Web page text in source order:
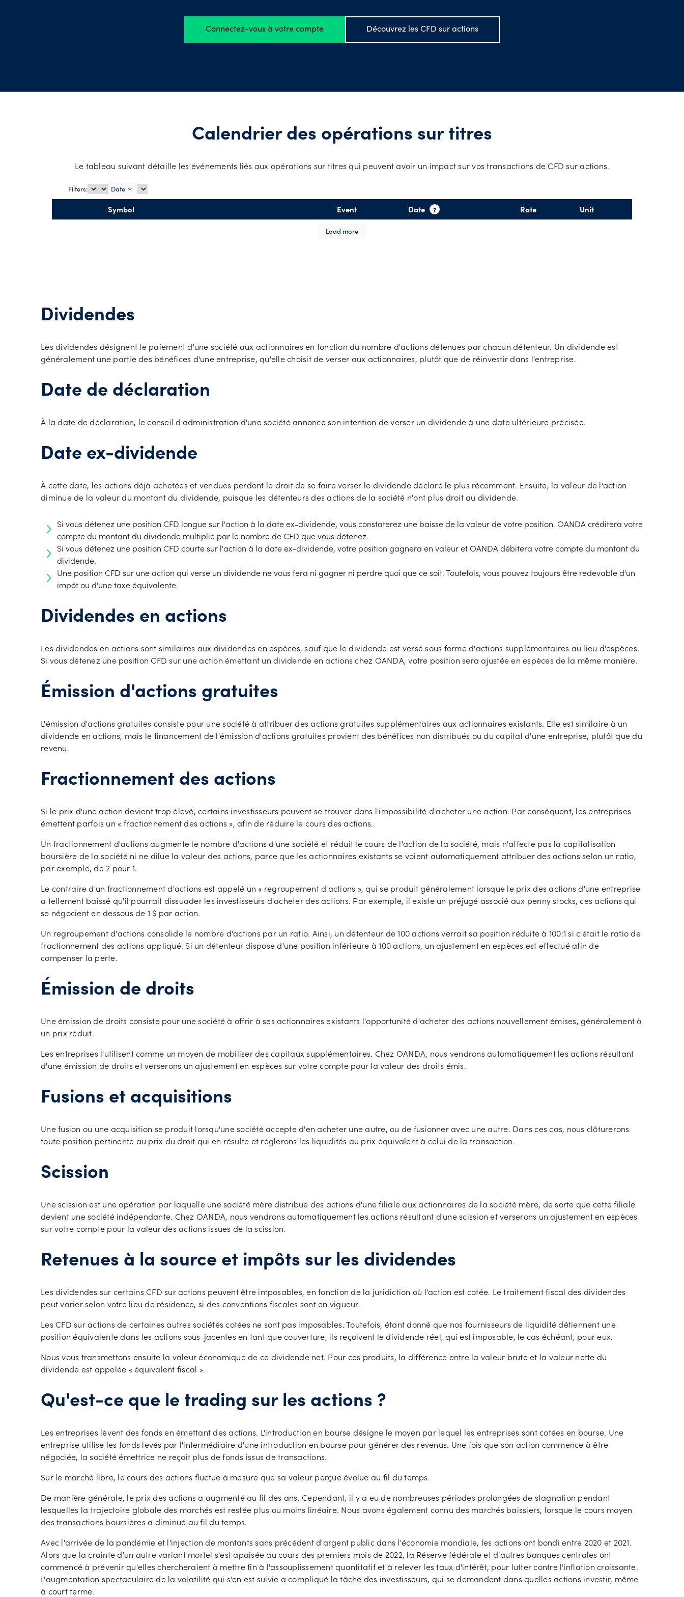
les jours fériés
Connectez-vous à votre compte Découvrez les CFD sur actions
Calendrier des opérations sur titres
Le tableau suivant détaille les événements liés aux opérations sur titres qui peuvent avoir un impact sur vos transactions de CFD sur actions.
Filters: Date
Symbol Event Date ? Rate Unit
Load more
Dividendes
Les dividendes désignent le paiement d'une société aux actionnaires en fonction du nombre d'actions détenues par chacun détenteur. Un dividende est
généralement une partie des bénéfices d'une entreprise, qu'elle choisit de verser aux actionnaires, plutôt que de réinvestir dans l'entreprise.
Date de déclaration
À la date de déclaration, le conseil d'administration d'une société annonce son intention de verser un dividende à une date ultérieure précisée.
Date ex-dividende
À cette date, les actions déjà achetées et vendues perdent le droit de se faire verser le dividende déclaré le plus récemment. Ensuite, la valeur de l'action
diminue de la valeur du montant du dividende, puisque les détenteurs des actions de la société n'ont plus droit au dividende.
Si vous détenez une position CFD longue sur l'action à la date ex-dividende, vous constaterez une baisse de la valeur de votre position. OANDA créditera votre
compte du montant du dividende multiplié par le nombre de CFD que vous détenez.
Si vous détenez une position CFD courte sur l'action à la date ex-dividende, votre position gagnera en valeur et OANDA débitera votre compte du montant du
dividende.
Une position CFD sur une action qui verse un dividende ne vous fera ni gagner ni perdre quoi que ce soit. Toutefois, vous pouvez toujours être redevable d'un
impôt ou d'une taxe équivalente.
Dividendes en actions
Les dividendes en actions sont similaires aux dividendes en espèces, sauf que le dividende est versé sous forme d'actions supplémentaires au lieu d'espèces.
Si vous détenez une position CFD sur une action émettant un dividende en actions chez OANDA, votre position sera ajustée en espèces de la même manière.
Émission d'actions gratuites
L'émission d'actions gratuites consiste pour une société à attribuer des actions gratuites supplémentaires aux actionnaires existants. Elle est similaire à un
dividende en actions, mais le financement de l'émission d'actions gratuites provient des bénéfices non distribués ou du capital d'une entreprise, plutôt que du
revenu.
Fractionnement des actions
Si le prix d'une action devient trop élevé, certains investisseurs peuvent se trouver dans l'impossibilité d'acheter une action. Par conséquent, les entreprises
émettent parfois un « fractionnement des actions », afin de réduire le cours des actions.
Un fractionnement d'actions augmente le nombre d'actions d'une société et réduit le cours de l'action de la société, mais n'affecte pas la capitalisation
boursière de la société ni ne dilue la valeur des actions, parce que les actionnaires existants se voient automatiquement attribuer des actions selon un ratio,
par exemple, de 2 pour 1.
Le contraire d'un fractionnement d'actions est appelé un « regroupement d'actions », qui se produit généralement lorsque le prix des actions d'une entreprise
a tellement baissé qu'il pourrait dissuader les investisseurs d'acheter des actions. Par exemple, il existe un préjugé associé aux penny stocks, ces actions qui
se négocient en dessous de 1 $ par action.
Un regroupement d'actions consolide le nombre d'actions par un ratio. Ainsi, un détenteur de 100 actions verrait sa position réduite à 100:1 si c'était le ratio de
fractionnement des actions appliqué. Si un détenteur dispose d'une position inférieure à 100 actions, un ajustement en espèces est effectué afin de
compenser la perte.
Émission de droits
Une émission de droits consiste pour une société à offrir à ses actionnaires existants l'opportunité d'acheter des actions nouvellement émises, généralement à
un prix réduit.
Les entreprises l'utilisent comme un moyen de mobiliser des capitaux supplémentaires. Chez OANDA, nous vendrons automatiquement les actions résultant
d'une émission de droits et verserons un ajustement en espèces sur votre compte pour la valeur des droits émis.
Fusions et acquisitions
Une fusion ou une acquisition se produit lorsqu'une société accepte d'en acheter une autre, ou de fusionner avec une autre. Dans ces cas, nous clôturerons
toute position pertinente au prix du droit qui en résulte et réglerons les liquidités au prix équivalent à celui de la transaction.
Scission
Une scission est une opération par laquelle une société mère distribue des actions d'une filiale aux actionnaires de la société mère, de sorte que cette filiale
devient une société indépendante. Chez OANDA, nous vendrons automatiquement les actions résultant d'une scission et verserons un ajustement en espèces
sur votre compte pour la valeur des actions issues de la scission.
Retenues à la source et impôts sur les dividendes
Les dividendes sur certains CFD sur actions peuvent être imposables, en fonction de la juridiction où l'action est cotée. Le traitement fiscal des dividendes
peut varier selon votre lieu de résidence, si des conventions fiscales sont en vigueur.
Les CFD sur actions de certaines autres sociétés cotées ne sont pas imposables. Toutefois, étant donné que nos fournisseurs de liquidité détiennent une
position équivalente dans les actions sous-jacentes en tant que couverture, ils reçoivent le dividende réel, qui est imposable, le cas échéant, pour eux.
Nous vous transmettons ensuite la valeur économique de ce dividende net. Pour ces produits, la différence entre la valeur brute et la valeur nette du
dividende est appelée « équivalent fiscal ».
Qu'est-ce que le trading sur les actions ?
Les entreprises lèvent des fonds en émettant des actions. L'introduction en bourse désigne le moyen par lequel les entreprises sont cotées en bourse. Une
entreprise utilise les fonds levés par l'intermédiaire d'une introduction en bourse pour générer des revenus. Une fois que son action commence à être
négociée, la société émettrice ne reçoit plus de fonds issus de transactions.
Sur le marché libre, le cours des actions fluctue à mesure que sa valeur perçue évolue au fil du temps.
De manière générale, le prix des actions a augmenté au fil des ans. Cependant, il y a eu de nombreuses périodes prolongées de stagnation pendant
lesquelles la trajectoire globale des marchés est restée plus ou moins linéaire. Nous avons également connu des marchés baissiers, lorsque le cours moyen
des transactions boursières a diminué au fil du temps.
Avec l'arrivée de la pandémie et l'injection de montants sans précédent d'argent public dans l'économie mondiale, les actions ont bondi entre 2020 et 2021.
Alors que la crainte d'un autre variant mortel s'est apaisée au cours des premiers mois de 2022, la Réserve fédérale et d'autres banques centrales ont
commencé à prévenir qu'elles chercheraient à mettre fin à l'assouplissement quantitatif et à relever les taux d'intérêt, pour lutter contre l'inflation croissante.
L'augmentation spectaculaire de la volatilité qui s'en est suivie a compliqué la tâche des investisseurs, qui se demandent dans quelles actions investir, même
à court terme.